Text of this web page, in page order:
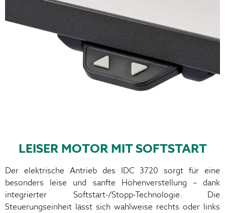
LEISER MOTOR MIT SOFTSTART
Der elektrische Antrieb des IDC 3720 sorgt für eine
besonders leise und sanfte Höhenverstellung – dank
integrierter Softstart-/Stopp-Technologie. Die
Steuerungseinheit lässt sich wahlweise rechts oder links